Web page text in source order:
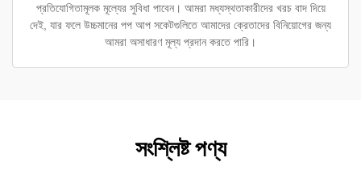
প্রতিযোগিতামূলক মূল্যের সুবিধা পাবেন। আমরা মধ্যস্থতাকারীদের খরচ বাদ দিয়ে
দেই, যার ফলে উচ্চমানের পপ আপ সকেটগুলিতে আমাদের ক্রেতাদের বিনিয়োগের জন্য
আমরা অসাধারণ মূল্য প্রদান করতে পারি।
সংশ্লিষ্ট পণ্য